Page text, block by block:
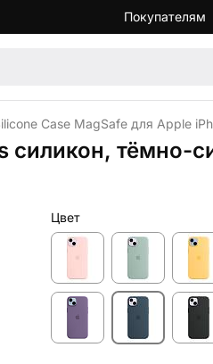
Покупателям
Case MagSafe для Apple
силикон, тёмно-
Цвет